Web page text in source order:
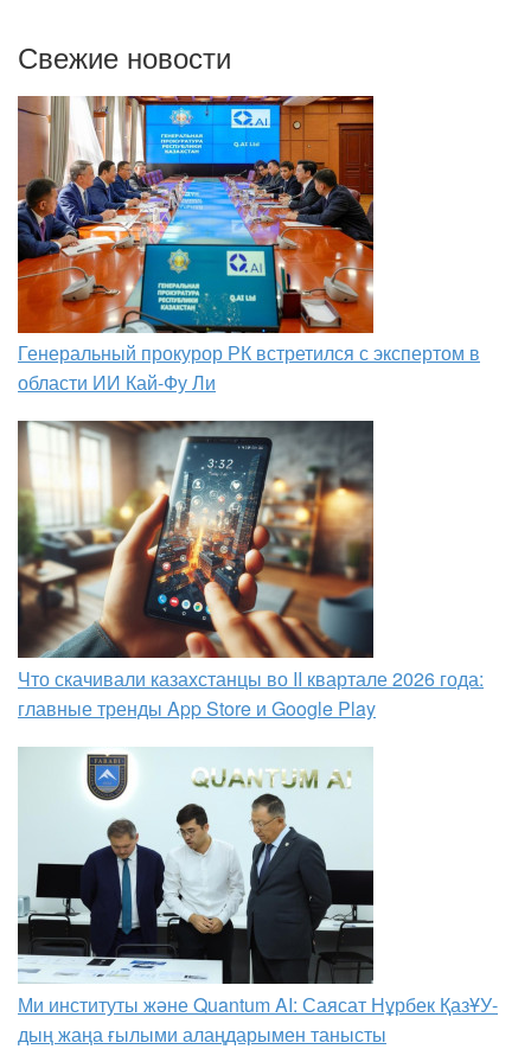
Свежие новости
Генеральный прокурор РК встретился с экспертом в
области ИИ Кай-Фу Ли
Что скачивали казахстанцы во II квартале 2026 года:
главные тренды App Store и Google Play
Ми институты және Quantum AI: Саясат Нұрбек ҚазҰУ-
дың жаңа ғылыми алаңдарымен танысты